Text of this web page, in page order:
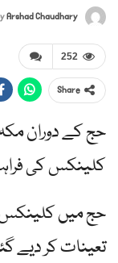
Arshad Chaudhary
252
Share
کلینکس کی
حج میں کلینکس
تعینات کر دیے